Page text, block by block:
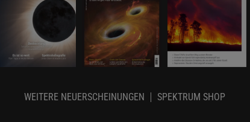
WEITERE NEUERSCHEINUNGEN SPEKTRUM SHOP